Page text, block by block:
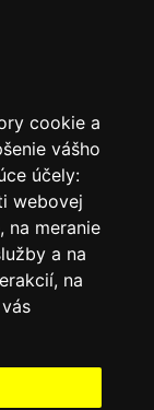
cookie a
vášho
účely:
webovej
, na meranie
a na
, na